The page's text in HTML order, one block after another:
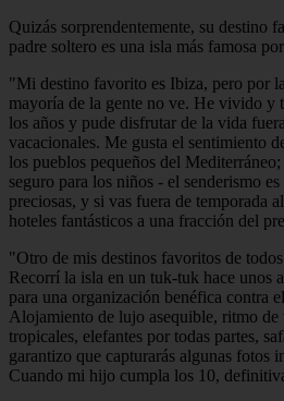
Quizás sorprendentemente, su destino
padre soltero es una isla más famosa
"Mi destino favorito es Ibiza, pero por
mayoría de la gente no ve. He vivido y
los años y pude disfrutar de la vida
vacacionales. Me gusta el sentimiento
los pueblos pequeños del
seguro para los niños - el senderismo
preciosas, y si vas fuera de temporada
hoteles fantásticos a una fracción del
"Otro de mis destinos favoritos de
Recorrí la isla en un tuk-tuk hace unos
para una organización benéfica contra
Alojamiento de lujo asequible, ritmo de
tropicales, elefantes por todas partes,
garantizo que capturarás algunas fotos
Cuando mi hijo cumpla los 10,